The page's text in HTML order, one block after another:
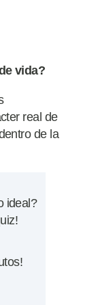
vida?
real de
de la
ideal?